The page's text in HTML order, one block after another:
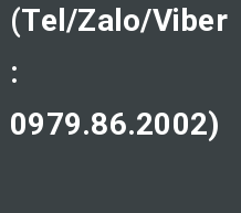
(Tel/Zalo/Viber
:
0979.86.2002)